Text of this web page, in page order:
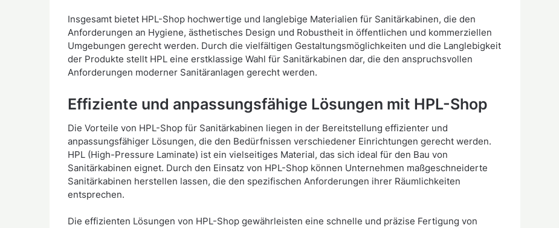
Insgesamt bietet HPL-Shop hochwertige und langlebige Materialien für Sanitärkabinen, die den
Anforderungen an Hygiene, ästhetisches Design und Robustheit in öffentlichen und kommerziellen
Umgebungen gerecht werden. Durch die vielfältigen Gestaltungsmöglichkeiten und die Langlebigkeit
der Produkte stellt HPL eine erstklassige Wahl für Sanitärkabinen dar, die den anspruchsvollen
Anforderungen moderner Sanitäranlagen gerecht werden.
Effiziente und anpassungsfähige Lösungen mit HPL-Shop
Die Vorteile von HPL-Shop für Sanitärkabinen liegen in der Bereitstellung effizienter und
anpassungsfähiger Lösungen, die den Bedürfnissen verschiedener Einrichtungen gerecht werden.
HPL (High-Pressure Laminate) ist ein vielseitiges Material, das sich ideal für den Bau von
Sanitärkabinen eignet. Durch den Einsatz von HPL-Shop können Unternehmen maßgeschneiderte
Sanitärkabinen herstellen lassen, die den spezifischen Anforderungen ihrer Räumlichkeiten
entsprechen.
Die effizienten Lösungen von HPL-Shop gewährleisten eine schnelle und präzise Fertigung von